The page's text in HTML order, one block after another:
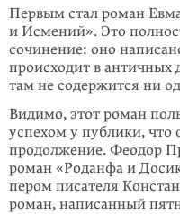
Первым стал роман
и Исмений». Это
сочинение: оно
происходит в античных
там не содержится ни
Видимо, этот роман
успехом у публики, что
продолжение. Феодор
роман «Роданфа и
пером писателя
роман, написанный